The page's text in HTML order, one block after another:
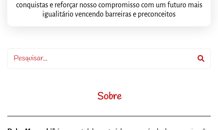
conquistas e reforçar nosso compromisso com um futuro mais
igualitário vencendo barreiras e preconceitos
Sobre